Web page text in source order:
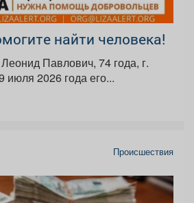
найти человека!
Павлович, 74 года, г.
С 29 июля 2026 года его...
Происшествия